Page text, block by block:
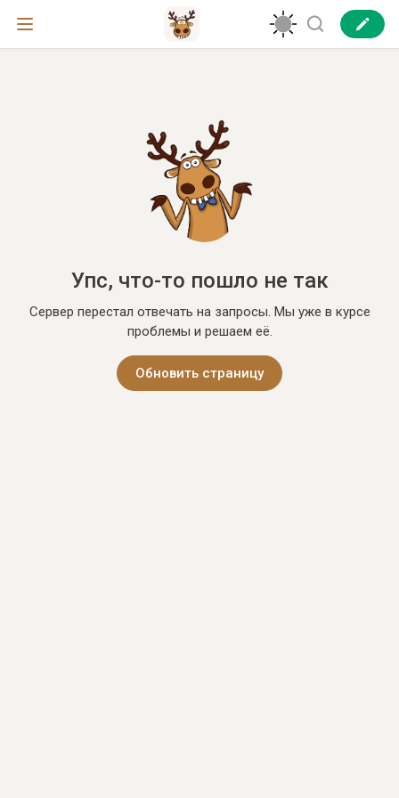
Упс, что-то пошло не так
Сервер перестал отвечать на запросы. Мы уже в курсе
проблемы и решаем её.
Обновить страницу